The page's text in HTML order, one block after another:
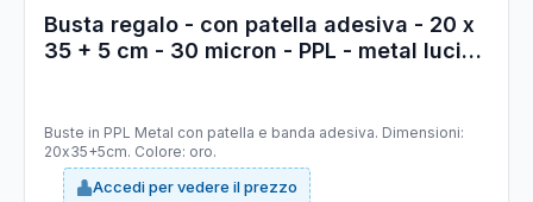
Busta regalo - con patella adesiva - 20 x
35 + 5 cm - 30 micron - PPL - metal lucido
Buste in PPL Metal con patella e banda adesiva. Dimensioni:
20x35+5cm. Colore: oro.
Accedi per vedere il prezzo